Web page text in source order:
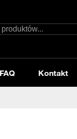
FAQ Kontakt